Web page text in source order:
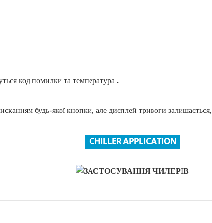
код помилки та температура.
будь-якої кнопки, але дисплей тривоги
CHILLER APPLICATION